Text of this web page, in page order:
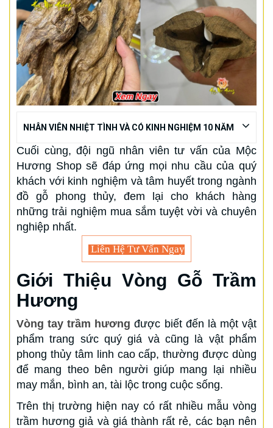
NHÂN VIÊN NHIỆT TÌNH VÀ CÓ KINH NGHIỆM 10 NĂM
Cuối cùng, đội ngũ nhân viên tư vấn của Mộc
Hương Shop sẽ đáp ứng mọi nhu cầu của quý
khách với kinh nghiệm và tâm huyết trong ngành
đồ gỗ phong thủy, đem lại cho khách hàng
những trải nghiệm mua sắm tuyệt vời và chuyên
nghiệp nhất.
Liên Hệ Tư Vấn Ngay
Giới Thiệu Vòng Gỗ Trầm
Hương
Vòng tay trầm hương được biết đến là một vật
phẩm trang sức quý giá và cũng là vật phẩm
phong thủy tâm linh cao cấp, thường được dùng
để mang theo bên người giúp mang lại nhiều
may mắn, bình an, tài lộc trong cuộc sống.
Trên thị trường hiện nay có rất nhiều mẫu vòng
trầm hương giả và giá thành rất rẻ, các bạn nên